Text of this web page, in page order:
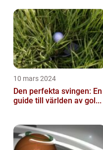
10 mars 2024
Den perfekta svingen: En
guide till världen av gol...